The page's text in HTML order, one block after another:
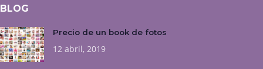
BLOG
Precio de un book de fotos
12 abril, 2019